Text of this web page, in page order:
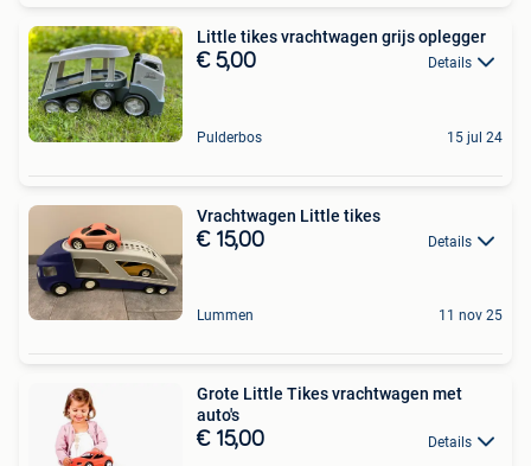
Little tikes vrachtwagen grijs oplegger
€ 5,00 Details
Pulderbos 15 jul 24
Vrachtwagen Little tikes
€ 15,00 Details
Lummen 11 nov 25
Grote Little Tikes vrachtwagen met
auto's
€ 15,00 Details